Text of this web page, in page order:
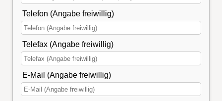
Telefon (Angabe freiwillig)
Telefax (Angabe freiwillig)
E-Mail (Angabe freiwillig)